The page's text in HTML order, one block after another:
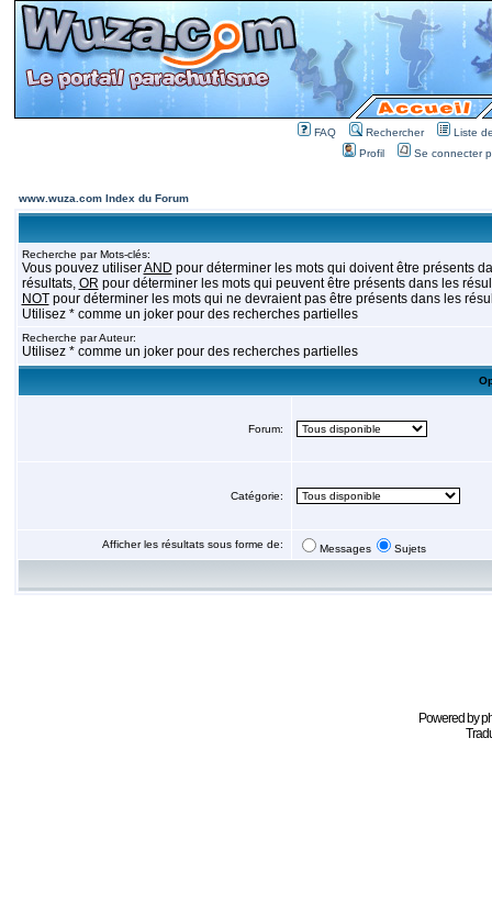
FAQ Rechercher
Liste
Profil
Se connecter
www.wuza.com Index du Forum
Recherche par Mots-clés:
Vous pouvez utiliserAND pour déterminer les mots qui doivent être présents
résultats, OR pour déterminer les mots qui peuvent être présents dans les
NOTpour déterminer les mots qui ne devraient pas être présents dans les
Utilisez * comme un joker pour des recherches partielles
Recherche par Auteur:
Utilisez * comme un joker pour des recherches partielles
Forum:
Catégorie:
Afficher les résultats sous forme de: Messages Sujets
Powered by